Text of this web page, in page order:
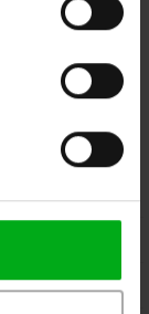
Facebook
bericht